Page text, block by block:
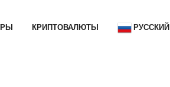
КРИПТОВАЛЮТЫ РУССКИЙ